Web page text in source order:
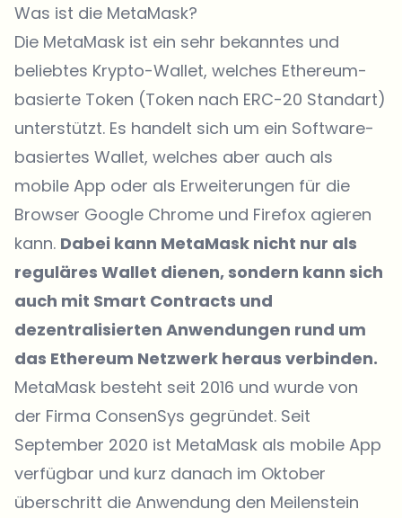
Was ist die MetaMask?
Die MetaMask ist ein sehr bekanntes und
beliebtes Krypto-Wallet, welches Ethereum-
basierte Token (Token nach ERC-20 Standart)
unterstützt. Es handelt sich um ein Software-
basiertes Wallet, welches aber auch als
mobile App oder als Erweiterungen für die
Browser Google Chrome und Firefox agieren
kann. Dabei kann MetaMask nicht nur als
reguläres Wallet dienen, sondern kann sich
auch mit Smart Contracts und
dezentralisierten Anwendungen rund um
das Ethereum Netzwerk heraus verbinden.
MetaMask besteht seit 2016 und wurde von
der Firma ConsenSys gegründet. Seit
September 2020 ist MetaMask als mobile App
verfügbar und kurz danach im Oktober
überschritt die Anwendung den Meilenstein